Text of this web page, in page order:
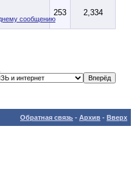
253 2,334
Обратная связь - Архив - Вверх